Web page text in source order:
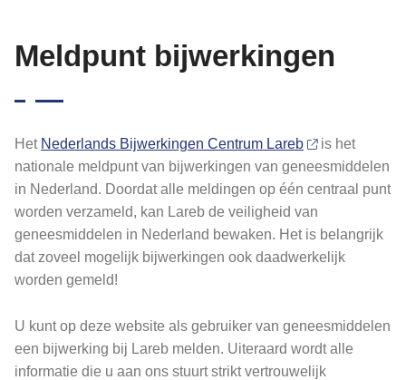
Meldpunt bijwerkingen
Het Nederlands Bijwerkingen Centrum Lareb
is het
nationale meldpunt van bijwerkingen van geneesmiddelen
in Nederland. Doordat alle meldingen op één centraal punt
worden verzameld, kan Lareb de veiligheid van
geneesmiddelen in Nederland bewaken. Het is belangrijk
dat zoveel mogelijk bijwerkingen ook daadwerkelijk
worden gemeld!
U kunt op deze website als gebruiker van geneesmiddelen
een bijwerking bij Lareb melden. Uiteraard wordt alle
informatie die u aan ons stuurt strikt vertrouwelijk